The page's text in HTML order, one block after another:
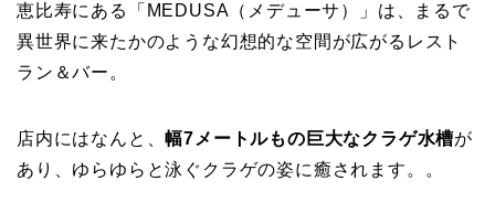
恵比寿にある「MEDUSA（メデューサ）」は、まるで
異世界に来たかのような幻想的な空間が広がるレスト
ラン＆バー。
店内にはなんと、幅7メートルもの巨大なクラゲ水槽が
あり、ゆらゆらと泳ぐクラゲの姿に癒されます。。